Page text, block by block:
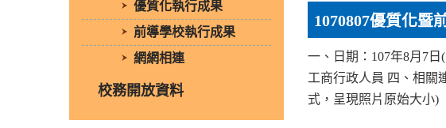
優質化執行成果
前導學校執行成果
網網相連
校務開放資料
1070807優質化暨
一、日期：107年8月7
工商行政人員 四、相關
式，呈現照片原始大小